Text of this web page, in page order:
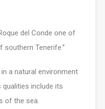
del Conde one of
Tenerife.”
a natural environment
qualities include its
of the sea.